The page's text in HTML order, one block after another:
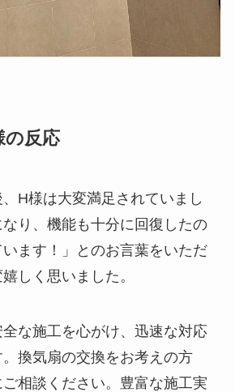
の反応
H様は大変満足されていまし
り、機能も十分に回復したの
ます！」とのお言葉をいただ
しく思いました。
な施工を心がけ、迅速な対応
換気扇の交換をお考えの方
相談ください。豊富な施工実